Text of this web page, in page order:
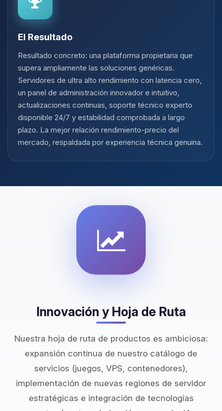
El Resultado
Resultado concreto: una plataforma propietaria que
supera ampliamente las soluciones genéricas.
Servidores de ultra alto rendimiento con latencia cero,
un panel de administración innovador e intuitivo,
actualizaciones continuas, soporte técnico experto
disponible 24/7 y estabilidad comprobada a largo
plazo. La mejor relación rendimiento-precio del
mercado, respaldada por experiencia técnica genuina.
Innovación y Hoja de Ruta
Nuestra hoja de ruta de productos es ambiciosa:
expansión continua de nuestro catálogo de
servicios (juegos, VPS, contenedores),
implementación de nuevas regiones de servidor
estratégicas e integración de tecnologías